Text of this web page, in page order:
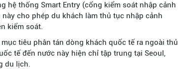
hệ thống Smart Entry (cổng kiểm soát nhập cảnh
cho phép du khách làm thủ tục nhập cảnh
kiểm soát.
tiêu phân tán dòng khách quốc tế ra ngoài thủ
tế đến nước này hiện chỉ tập trung tại Seoul,
du lịch.